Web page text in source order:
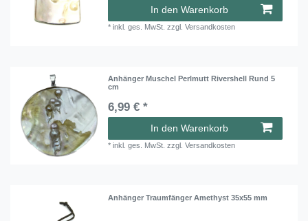
In den Warenkorb
*inkl. ges. MwSt. zzgl.Versandkosten
Anhänger Muschel Perlmutt Rivershell Rund 5
cm
6,99 € *
In den Warenkorb
*inkl. ges. MwSt. zzgl.Versandkosten
Anhänger Traumfänger Amethyst 35x55 mm